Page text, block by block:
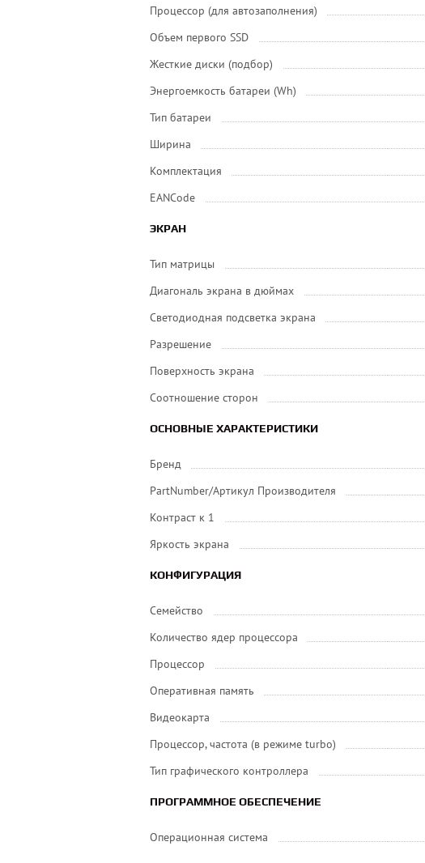
Процессор (для автозаполнения)
Объем первого SSD
Жесткие диски (подбор)
Энергоемкость батареи (Wh)
Тип батареи
Ширина
Комплектация
EANCode
ЭКРАН
Тип матрицы
Диагональ экрана в дюймах
Светодиодная подсветка экрана
Разрешение
Поверхность экрана
Соотношение сторон
ОСНОВНЫЕ ХАРАКТЕРИСТИКИ
Бренд
PartNumber/Артикул Производителя
Контраст к 1
Яркость экрана
КОНФИГУРАЦИЯ
Семейство
Количество ядер процессора
Процессор
Оперативная память
Видеокарта
Процессор, частота (в режиме turbo)
Тип графического контроллера
ПРОГРАММНОЕ ОБЕСПЕЧЕНИЕ
Операционная система